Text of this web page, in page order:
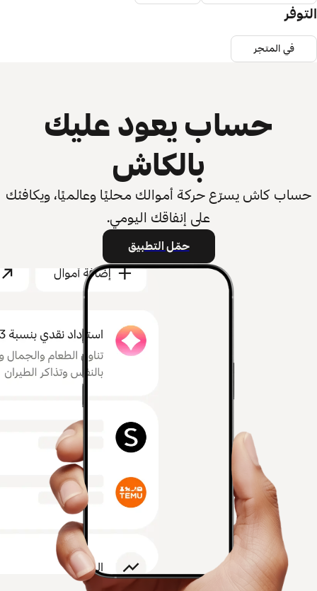
التوفر
في المتجر
حساب يعود عليك
بالكاش
حساب كاش يسرّع حركة أموالك محليًا وعالميًا، ويكافئك
على إنفاقك اليومي.
حمّل التطبيق